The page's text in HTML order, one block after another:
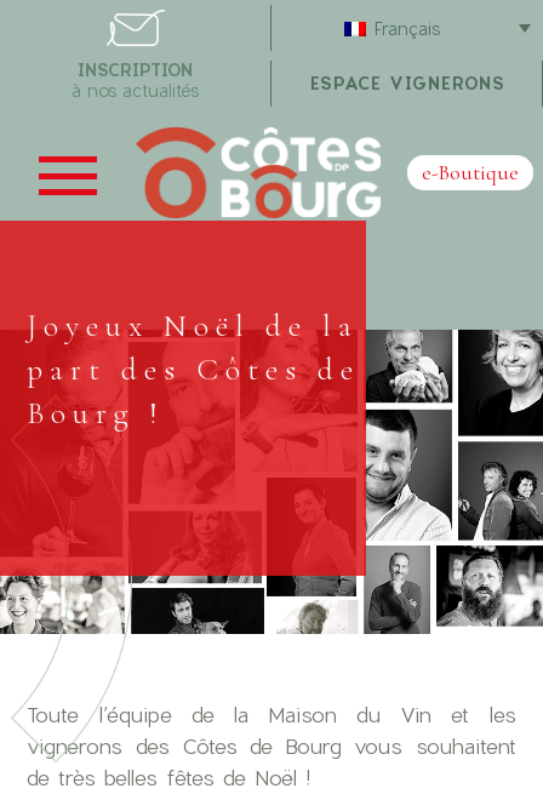
Français
ESPACE VIGNERONS
INSCRIPTION
à nos actualités
e-Boutique
Joyeux Noël de la
part des Côtes de
Bourg !
Toute l’équipe de la Maison du Vin et les
vignerons des Côtes de Bourg vous souhaitent
de très belles fêtes de Noël !